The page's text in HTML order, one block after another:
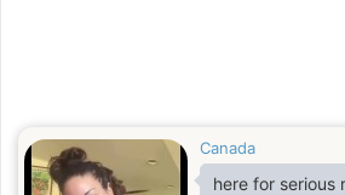
Canada
here for serious